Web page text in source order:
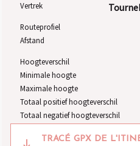
Praktische
Vertrek
Routeprofiel
Afstand
Hoogteverschil
Minimale hoogte
Maximale hoogte
Totaal positief hoogteverschil
Totaal negatief hoogteverschil
Documentatie
TRACÉ GPX DE